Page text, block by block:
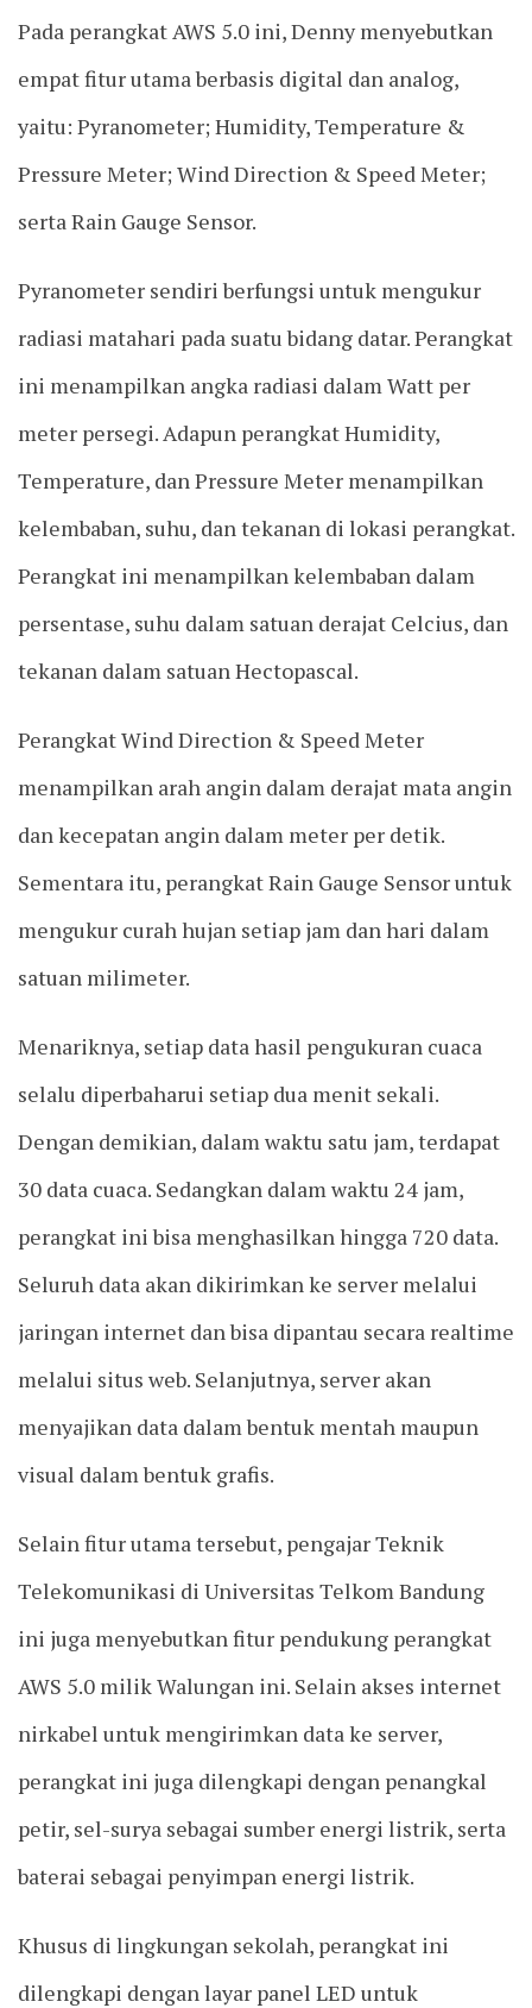
Pada perangkat AWS 5.0 ini, Denny menyebutkan
empat fitur utama berbasis digital dan analog,
yaitu: Pyranometer; Humidity, Temperature &
Pressure Meter; Wind Direction & Speed Meter;
serta Rain Gauge Sensor.
Pyranometer sendiri berfungsi untuk mengukur
radiasi matahari pada suatu bidang datar. Perangkat
ini menampilkan angka radiasi dalam Watt per
meter persegi. Adapun perangkat Humidity,
Temperature, dan Pressure Meter menampilkan
kelembaban, suhu, dan tekanan di lokasi perangkat.
Perangkat ini menampilkan kelembaban dalam
persentase, suhu dalam satuan derajat Celcius, dan
tekanan dalam satuan Hectopascal.
Perangkat Wind Direction & Speed Meter
menampilkan arah angin dalam derajat mata angin
dan kecepatan angin dalam meter per detik.
Sementara itu, perangkat Rain Gauge Sensor untuk
mengukur curah hujan setiap jam dan hari dalam
satuan milimeter.
Menariknya, setiap data hasil pengukuran cuaca
selalu diperbaharui setiap dua menit sekali.
Dengan demikian, dalam waktu satu jam, terdapat
30 data cuaca. Sedangkan dalam waktu 24 jam,
perangkat ini bisa menghasilkan hingga 720 data.
Seluruh data akan dikirimkan ke server melalui
jaringan internet dan bisa dipantau secara realtime
melalui situs web. Selanjutnya, server akan
menyajikan data dalam bentuk mentah maupun
visual dalam bentuk grafis.
Selain fitur utama tersebut, pengajar Teknik
Telekomunikasi di Universitas Telkom Bandung
ini juga menyebutkan fitur pendukung perangkat
AWS 5.0 milik Walungan ini. Selain akses internet
nirkabel untuk mengirimkan data ke server,
perangkat ini juga dilengkapi dengan penangkal
petir, sel-surya sebagai sumber energi listrik, serta
baterai sebagai penyimpan energi listrik.
Khusus di lingkungan sekolah, perangkat ini
dilengkapi dengan layar panel LED untuk